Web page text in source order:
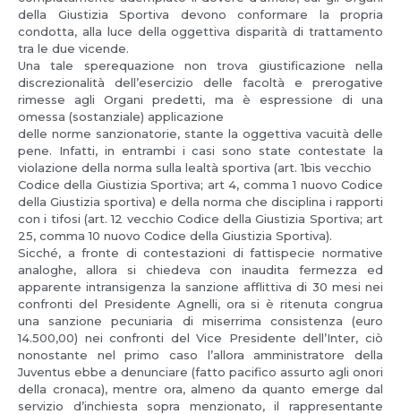
della Giustizia Sportiva devono conformare la propria
condotta, alla luce della oggettiva disparità di trattamento
tra le due vicende.
Una tale sperequazione non trova giustificazione nella
discrezionalità dell’esercizio delle facoltà e prerogative
rimesse agli Organi predetti, ma è espressione di una
omessa (sostanziale) applicazione
delle norme sanzionatorie, stante la oggettiva vacuità delle
pene. Infatti, in entrambi i casi sono state contestate la
violazione della norma sulla lealtà sportiva (art. 1bis vecchio
Codice della Giustizia Sportiva; art 4, comma 1 nuovo Codice
della Giustizia sportiva) e della norma che disciplina i rapporti
con i tifosi (art. 12 vecchio Codice della Giustizia Sportiva; art
25, comma 10 nuovo Codice della Giustizia Sportiva).
Sicché, a fronte di contestazioni di fattispecie normative
analoghe, allora si chiedeva con inaudita fermezza ed
apparente intransigenza la sanzione afflittiva di 30 mesi nei
confronti del Presidente Agnelli, ora si è ritenuta congrua
una sanzione pecuniaria di miserrima consistenza (euro
14.500,00) nei confronti del Vice Presidente dell’Inter, ciò
nonostante nel primo caso l’allora amministratore della
Juventus ebbe a denunciare (fatto pacifico assurto agli onori
della cronaca), mentre ora, almeno da quanto emerge dal
servizio d’inchiesta sopra menzionato, il rappresentante